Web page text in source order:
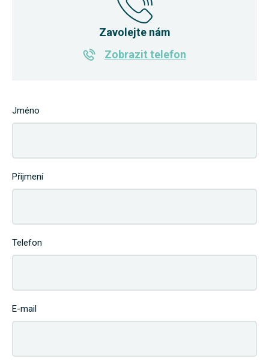
Zavolejte nám
Zobrazit telefon
Jméno
Příjmení
Telefon
E-mail